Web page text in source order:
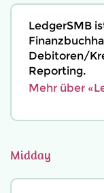
LedgerSMB
Debitoren/
Reporting.
Mehr über
Midday